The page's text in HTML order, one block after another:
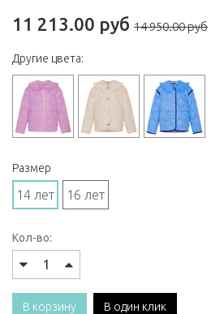
11 213.00 руб 14 950.00 руб
Другие цвета:
Размер
14 лет 16 лет
Кол-во:
В корзину В один клик